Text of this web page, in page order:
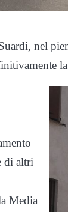
nel
di altri
Media